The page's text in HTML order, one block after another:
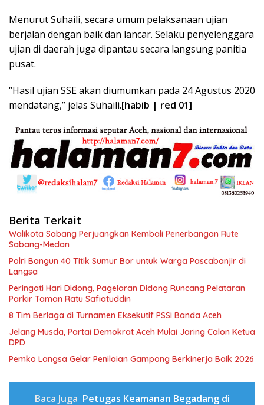
Menurut Suhaili, secara umum pelaksanaan ujian
berjalan dengan baik dan lancar. Selaku penyelenggara
ujian di daerah juga dipantau secara langsung panitia
pusat.
“Hasil ujian SSE akan diumumkan pada 24 Agustus 2020
mendatang,” jelas Suhaili.[habib | red 01]
Berita Terkait
Walikota Sabang Perjuangkan Kembali Penerbangan Rute
Sabang-Medan
Polri Bangun 40 Titik Sumur Bor untuk Warga Pascabanjir di
Langsa
Peringati Hari Didong, Pagelaran Didong Runcang Pelataran
Parkir Taman Ratu Safiatuddin
8 Tim Berlaga di Turnamen Eksekutif PSSI Banda Aceh
Jelang Musda, Partai Demokrat Aceh Mulai Jaring Calon Ketua
DPD
Pemko Langsa Gelar Penilaian Gampong Berkinerja Baik 2026
Baca Juga Petugas Keamanan Begadang di